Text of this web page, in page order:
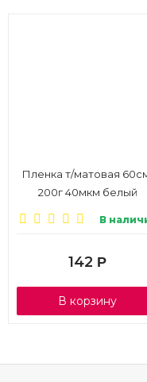
Пленка т/матовая
200г 40мкм белый
В
142 Р
В корзину